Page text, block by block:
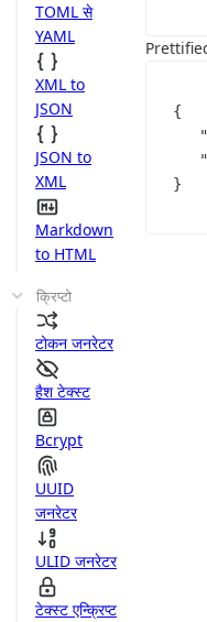
TOML से
YAML
XML to
JSON
JSON to
XML
Markdown
to HTML
क्रिप्टो
टोकन जनरेटर
हैश टेक्स्ट
Bcrypt
UUID
जनरेटर
ULID जनरेटर
टेक्स्ट एन्क्रिप्ट
{
}